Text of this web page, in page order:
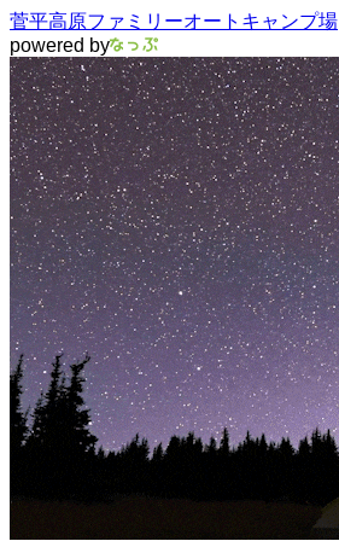
菅平高原ファミリーオートキャンプ場
powered by